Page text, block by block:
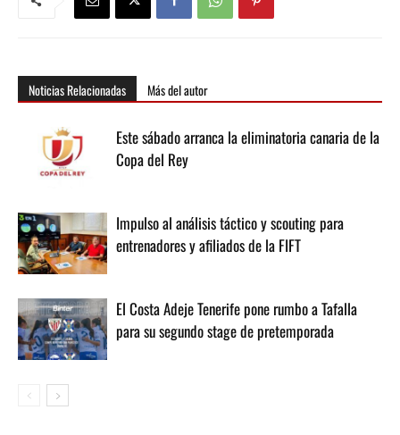
Noticias Relacionadas Más del autor
Este sábado arranca la eliminatoria canaria de la
Copa del Rey
Impulso al análisis táctico y scouting para
entrenadores y afiliados de la FIFT
El Costa Adeje Tenerife pone rumbo a Tafalla
para su segundo stage de pretemporada